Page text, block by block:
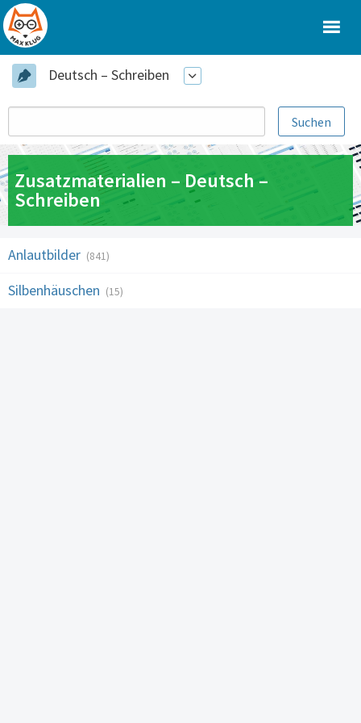
Deutsch – Schreiben
Zusatzmaterialien – Deutsch –
Schreiben
Anlautbilder (841)
Silbenhäuschen (15)